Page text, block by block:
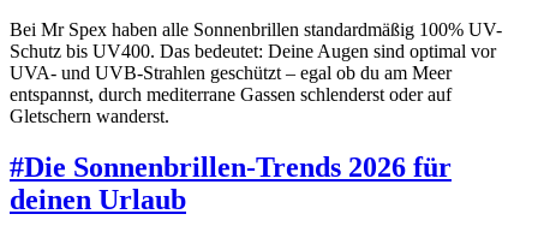
Bei Mr Spex haben alle Sonnenbrillen standardmäßig 100% UV-
Schutz bis UV400. Das bedeutet: Deine Augen sind optimal vor
UVA- und UVB-Strahlen geschützt – egal ob du am Meer
entspannst, durch mediterrane Gassen schlenderst oder auf
Gletschern wanderst.
#Die Sonnenbrillen-Trends 2026 für
deinen Urlaub